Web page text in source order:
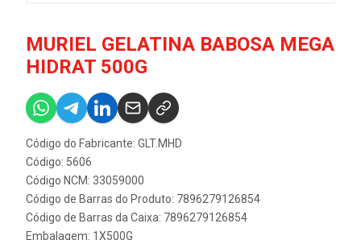
MURIEL GELATINA BABOSA MEGA
HIDRAT 500G
Código do Fabricante: GLT.MHD
Código: 5606
Código NCM: 33059000
Código de Barras do Produto: 7896279126854
Código de Barras da Caixa: 7896279126854
Embalagem: 1X500G